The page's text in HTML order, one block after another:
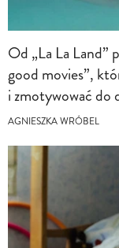
Od „La La Land”
good movies”,
i zmotywować do
AGNIESZKA WRÓBEL